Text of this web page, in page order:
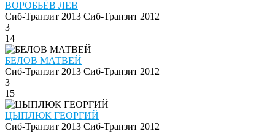
ВОРОБЬЁВ ЛЕВ
Сиб-Транзит 2013 Сиб-Транзит 2012
3
14
БЕЛОВ МАТВЕЙ
Сиб-Транзит 2013 Сиб-Транзит 2012
3
15
ЦЫПЛЮК ГЕОРГИЙ
Сиб-Транзит 2013 Сиб-Транзит 2012